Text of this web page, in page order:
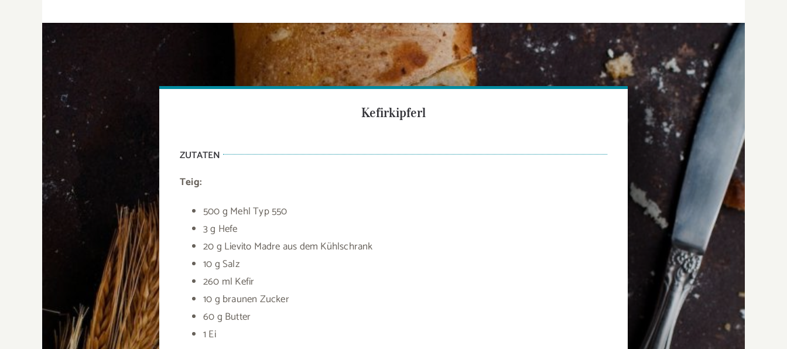
Kefirkipferl
ZUTATEN
Teig:
500 g Mehl Typ 550
3 g Hefe
20 g Lievito Madre aus dem Kühlschrank
10 g Salz
260 ml Kefir
10 g braunen Zucker
60 g Butter
1 Ei